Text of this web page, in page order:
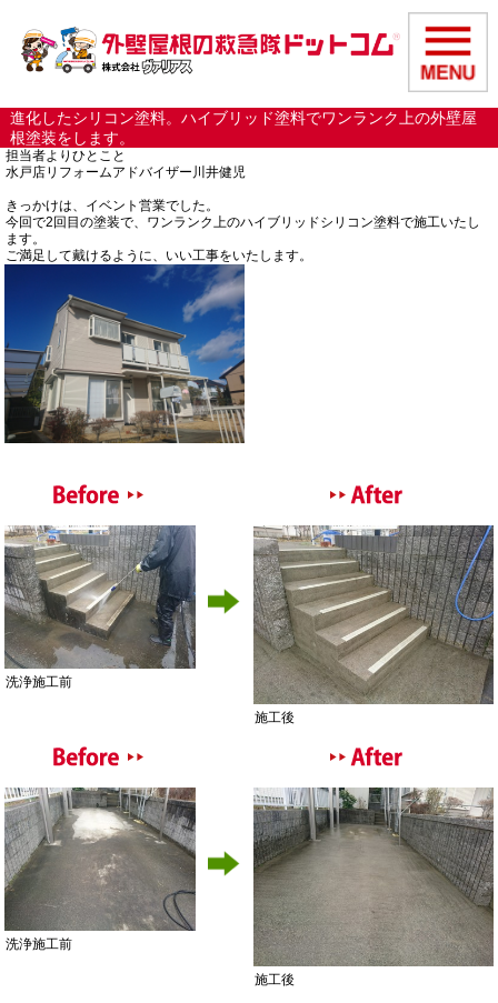
進化したシリコン塗料。ハイブリッド塗料でワンランク上の外壁屋
根塗装をします。
担当者よりひとこと
水戸店リフォームアドバイザー川井健児
きっかけは、イベント営業でした。
今回で2回目の塗装で、ワンランク上のハイブリッドシリコン塗料で施工いたし
ます。
ご満足して戴けるように、いい工事をいたします。
洗浄施工前
施工後
洗浄施工前
施工後